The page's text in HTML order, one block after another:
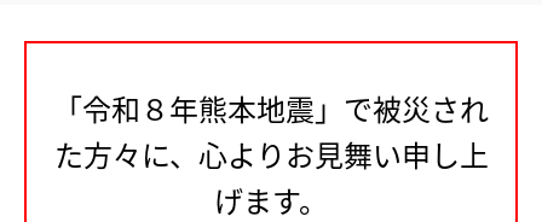
「令和８年熊本地震」で被災され
た方々に、心よりお見舞い申し上
げます。